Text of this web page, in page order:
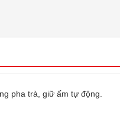
pha trà, giữ ấm tự động.